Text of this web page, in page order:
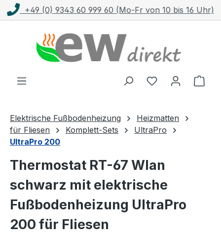
Zum Hauptinhalt springen
+49 (0) 9343 60 999 60 (Mo-Fr von 10 bis 16 Uhr)
Elektrische Fußbodenheizung
Heizmatten
für Fliesen
Komplett-Sets
UltraPro
UltraPro 200
Thermostat RT-67 Wlan
schwarz mit elektrische
Fußbodenheizung UltraPro
200 für Fliesen